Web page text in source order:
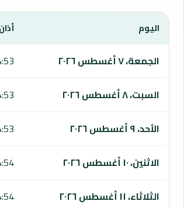
يعرض هذا الجدول مواقيت الصلاة لمدة 7 أيام في هوا هين، بما يشمل الفجر والشروق والظهر والعصر والمغرب والعشاء.
اليوم
الجمعة، ٧ أغسطس ٢٠٢٦
السبت، ٨ أغسطس ٢٠٢٦
الأحد، ٩ أغسطس ٢٠٢٦
الاثنين، ١٠ أغسطس ٢٠٢٦
الثلاثاء، ١١ أغسطس ٢٠٢٦